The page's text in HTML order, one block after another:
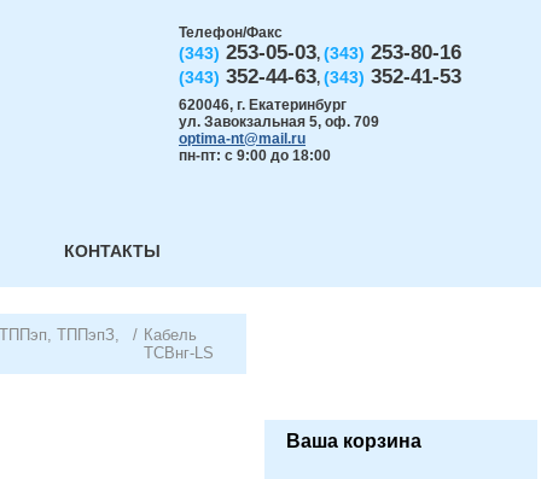
Телефон/Факс
(343) 253-05-03, (343) 253-80-16
(343) 352-44-63, (343) 352-41-53
620046, г. Екатеринбург
ул. Завокзальная 5, оф. 709
optima-nt@mail.ru
пн-пт: с 9:00 до 18:00
КОНТАКТЫ
ТППэпЗ,
/ Кабель
ТСВнг-LS
Ваша корзина